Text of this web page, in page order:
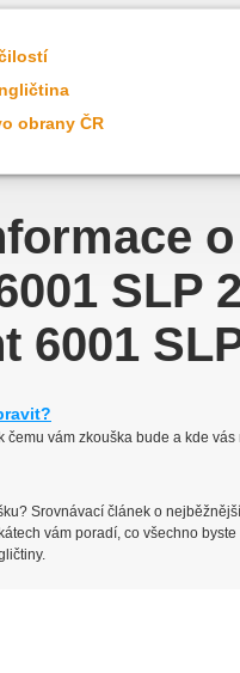
obrany ČR
SLP
6001
čemu vám zkouška bude a kde vás
Srovnávací článek o
vám poradí, co všechno byste